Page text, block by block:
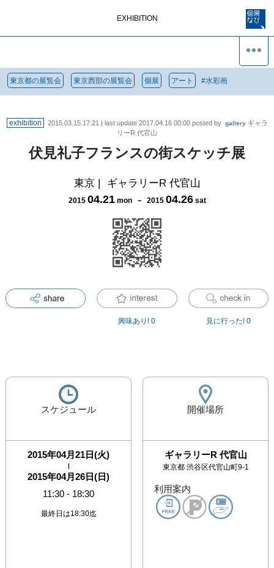
EXHIBITION
東京都の展覧会 東京西部の展覧会 個展 アート #水彩画
exhibition 2015.03.15 17:21 | last update 2017.04.16 00:00posted by gallery ギャラ
リーR 代官山
伏見礼子フランスの街スケッチ展
東京| ギャラリーR 代官山
2015 04.21 mon－ 2015 04.26 sat
興味あり! 0 見に行った! 0
スケジュール
2015年04月21日(火)
|
2015年04月26日(日)
11:30 - 18:30
最終日は18:30迄
開催場所
ギャラリーR 代官山
東京都 渋谷区代官山町9-1
利用案内